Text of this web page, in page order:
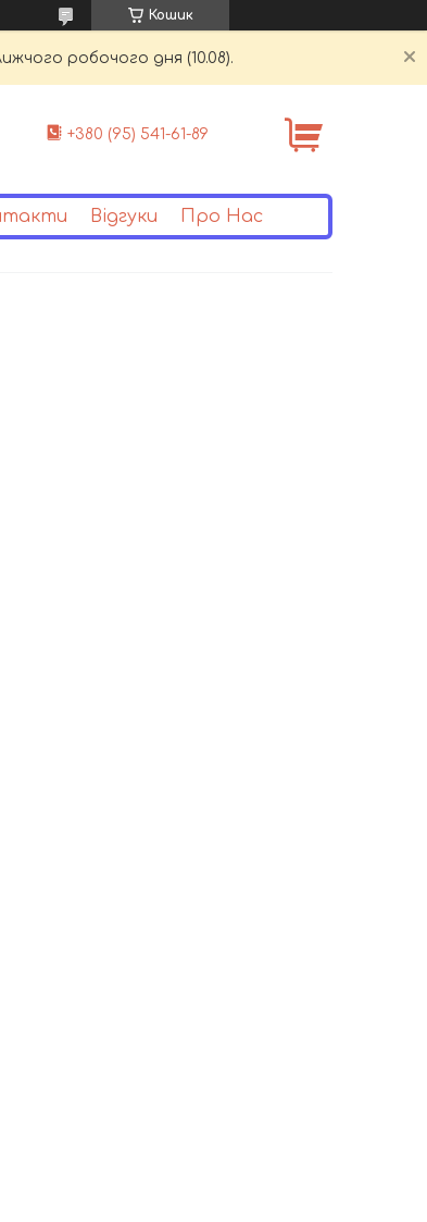
Кошик
робочого дня (10.08).
+380 (95) 541-61-89
Відгуки Про Нас